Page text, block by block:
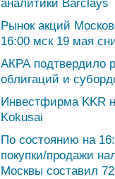
аналитики Barclays
Рынок акций
16:00 мск 19 мая
АКРА подтвердило
облигаций и
Инвестфирма KKR
Kokusai
По состоянию на
покупки/продажи
Москвы составил